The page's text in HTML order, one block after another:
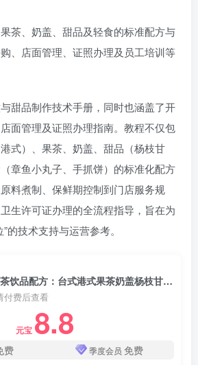
果茶、奶盖、甜品及轻食的标准配方与
、店面管理、证照办理及员工培训等
甜品制作技术手册，同时也涵盖了开
面管理及证照办理指南。教程不仅包
式）、果茶、奶盖、甜品（杨枝甘
章鱼小丸子、手抓饼）的标准化配方
料煮制、保鲜期控制到门店服务规
生许可证办理的全流程指导，旨在为
的技术支持与运营参考。
（18557期）网红奶茶饮品配方：台式港式果茶奶盖杨枝甘露，完整资料包制作教程合集
付费后查看
元宝 8.8
费 季度会员 免费